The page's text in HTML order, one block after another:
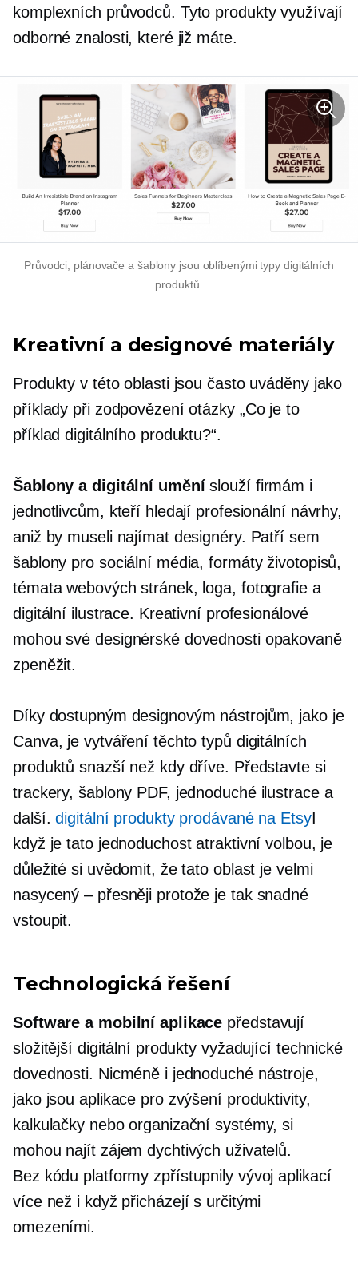
komplexních průvodců. Tyto produkty využívají
odborné znalosti, které již máte.
Průvodci, plánovače a šablony jsou oblíbenými typy digitálních
produktů.
Kreativní a designové materiály
Produkty v této oblasti jsou často uváděny jako
příklady při zodpovězení otázky „Co je to
příklad digitálního produktu?“.
Šablony a digitální uměníslouží firmám i
jednotlivcům, kteří hledají profesionální návrhy,
aniž by museli najímat designéry. Patří sem
šablony pro sociální média, formáty životopisů,
témata webových stránek, loga, fotografie a
digitální ilustrace. Kreativní profesionálové
mohou své designérské dovednosti opakovaně
zpeněžit.
Díky dostupným designovým nástrojům, jako je
Canva, je vytváření těchto typů digitálních
produktů snazší než kdy dříve. Představte si
trackery, šablony PDF, jednoduché ilustrace a
další.digitální produkty prodávané na EtsyI
když je tato jednoduchost atraktivní volbou, je
důležité si uvědomit, že tato oblast je velmi
nasycený – přesněji protože je tak snadné
vstoupit.
Technologická řešení
Software a mobilní aplikace představují
složitější digitální produkty vyžadující technické
dovednosti. Nicméně i jednoduché nástroje,
jako jsou aplikace pro zvýšení produktivity,
kalkulačky nebo organizační systémy, si
mohou najít zájem dychtivých uživatelů.
Bez kódu platformy zpřístupnily vývoj aplikací
více než i když přicházejí s určitými
omezeními.